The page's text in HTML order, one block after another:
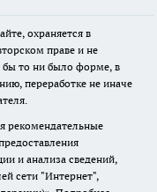
охраняется в
праве и не
бы то ни было форме, в
переработке не иначе
рекомендательные
и анализа сведений,
сети "Интернет",